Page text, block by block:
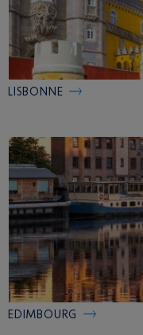
LISBONNE
EDIMBOURG